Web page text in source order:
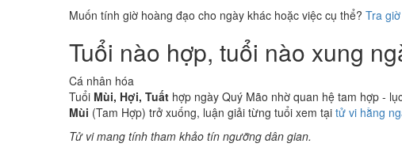
Muốn tính giờ hoàng đạo cho ngày khác hoặc việc cụ thể? Tra
Tuổi nào hợp, tuổi nào xung
Cá nhân hóa
Tuổi Mùi, Hợi, Tuất hợp ngày Quý Mão nhờ quan hệ tam hợp -
Mùi (Tam Hợp) trở xuống, luận giải từng tuổi xem tại tử vi hằng
Tử vi mang tính tham khảo tín ngưỡng dân gian.